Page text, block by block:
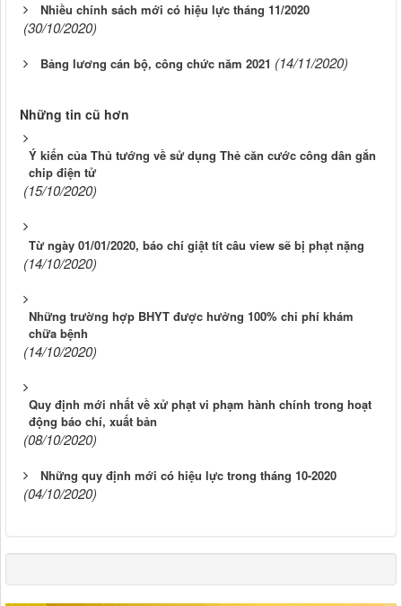
Nhiều chính sách mới có hiệu lực tháng 11/2020
(30/10/2020)
Bảng lương cán bộ, công chức năm 2021 (14/11/2020)
Những tin cũ hơn
Ý kiến của Thủ tướng về sử dụng Thẻ căn cước công dân gắn
chip điện tử
(15/10/2020)
Từ ngày 01/01/2020, báo chí giật tít câu view sẽ bị phạt nặng
(14/10/2020)
Những trường hợp BHYT được hưởng 100% chi phí khám
chữa bệnh
(14/10/2020)
Quy định mới nhất về xử phạt vi phạm hành chính trong hoạt
động báo chí, xuất bản
(08/10/2020)
Những quy định mới có hiệu lực trong tháng 10-2020
(04/10/2020)